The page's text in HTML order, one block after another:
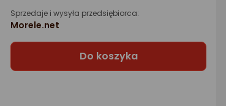
Sprzedaje i wysyła przedsiębiorca:
Morele.net
Do koszyka